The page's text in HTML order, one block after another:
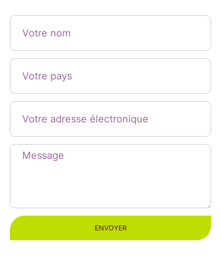
ENVOYER